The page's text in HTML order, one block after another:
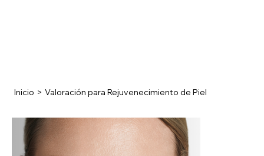
Inicio > Valoración para Rejuvenecimiento de Piel